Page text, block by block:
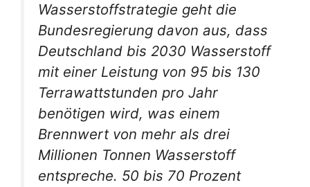
Wasserstoffstrategie geht die
Bundesregierung davon aus, dass
Deutschland bis 2030 Wasserstoff
mit einer Leistung von 95 bis 130
Terrawattstunden pro Jahr
benötigen wird, was einem
Brennwert von mehr als drei
Millionen Tonnen Wasserstoff
entspreche. 50 bis 70 Prozent